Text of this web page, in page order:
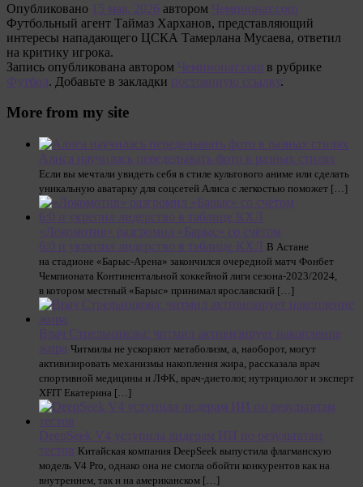
Опубликовано 15 мая, 2026 автором Чемпионат.com
Футбольный агент Таймаз Харханов, представляющий
интересы нападающего ЦСКА Тамерлана Мусаева, ответил
на критику игрока.
Запись опубликована автором Чемпионат.com в рубрике
Футбол. Добавьте в закладки постоянную ссылку.
More from my site
Алиса научилась переделывать фото в разных стилях
Если вы мечтали увидеть себя в стиле культового аниме или сделать
уникальную аватарку для соцсетей Алиса с легкостью поможет […]
«Локомотив» разгромил «Барыс» со счётом
6:0 и укрепил лидерство в таблице КХЛ В Астане
на стадионе «Барыс-Арена» закончился очередной матч Фонбет
Чемпионата Континентальной хоккейной лиги сезона-2023/2024,
в котором местный «Барыс» принимал ярославский […]
Врач Стрельникова: читмил активизирует накопление
жира Читмилы не ускоряют метаболизм, а, наоборот, могут
активизировать механизмы накопления жира, рассказала врач
спортивной медицины и ЛФК, врач-диетолог, нутрициолог и эксперт
XFIT Екатерина […]
DeepSeek V4 уступила лидерам ИИ по результатам
тестов Китайская компания DeepSeek выпустила флагманскую
модель V4 Pro, однако она не смогла обойти конкурентов как на
внутреннем, так и на американском […]